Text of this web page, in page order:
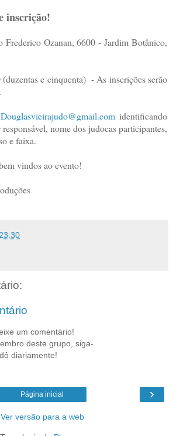
inscrição!
Ozanan, 6600 - Jardim Botânico,
e cinquenta) - As inscrições serão
Douglasvieirajudo@gmail.com identificando
nome dos judocas participantes,
e faixa.
vindos ao evento!
23:30
um comentário!
deste grupo, siga-
diariamente!
›
Página inicial
Ver versão para a web